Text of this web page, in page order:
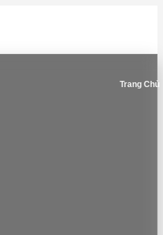
Trang Chủ